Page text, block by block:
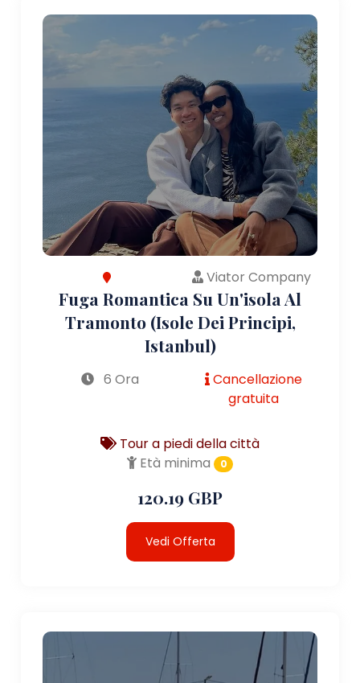
Viator Company
Fuga Romantica Su Un'isola Al
Tramonto (Isole Dei Principi,
Istanbul)
6 Ora
Cancellazione
gratuita
Tour a piedi della città
Età minima
0
120.19 GBP
Vedi Offerta